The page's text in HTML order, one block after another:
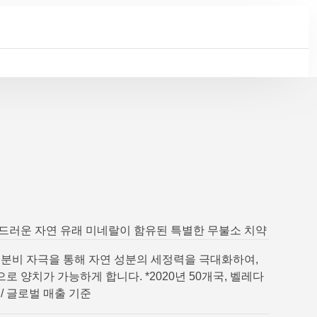
러운 자연 유래 미네랄이 함유된 특별한 무불소 치약
비 자극을 통해 자연 성분의 세정력을 극대화하여,
로 양치가 가능하게 합니다. *2020년 50개국, 벨레다
글로벌 매출 기준